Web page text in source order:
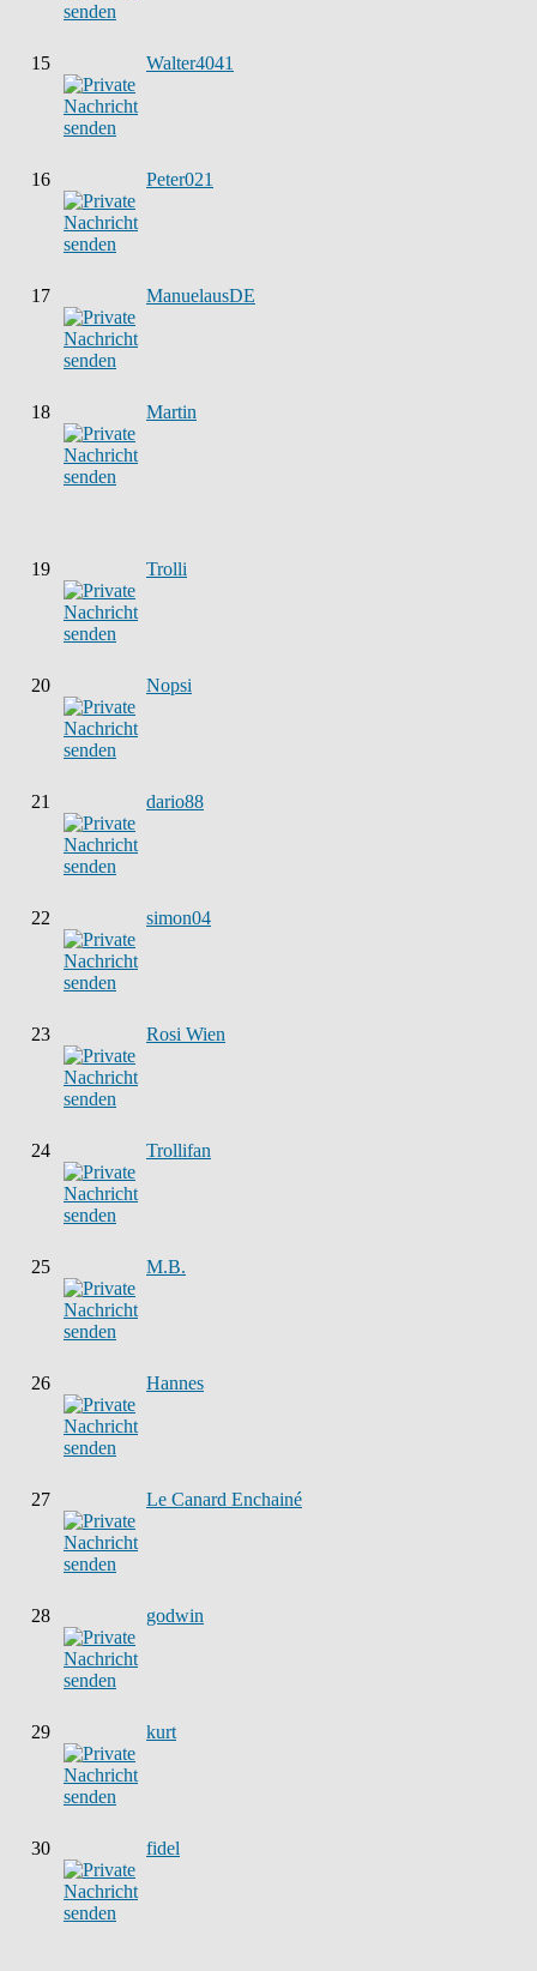
15 Walter4041
16 Peter021
17 ManuelausDE
18 Martin
19 Trolli
20 Nopsi
21 dario88
22 simon04
23 Rosi Wien
24 Trollifan
25 M.B.
26 Hannes
27 Le Canard Enchainé
28 godwin
29 kurt
30 fidel